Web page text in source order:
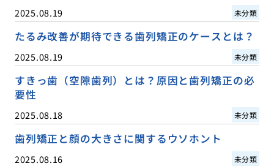
2025.08.19 未分類
たるみ改善が期待できる歯列矯正のケースとは？
2025.08.19 未分類
すきっ歯（空隙歯列）とは？原因と歯列矯正の必
要性
2025.08.18 未分類
歯列矯正と顔の大きさに関するウソホント
2025.08.16 未分類